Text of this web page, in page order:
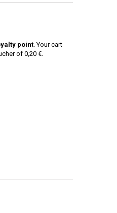
point. Your cart
of0,20 €.